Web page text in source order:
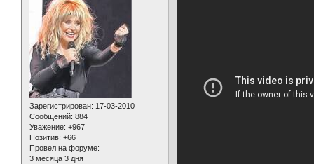
Зарегистрирован: 17-03-2010
Сообщений: 884
Уважение: +967
Позитив: +66
Провел на форуме:
3 месяца 3 дня